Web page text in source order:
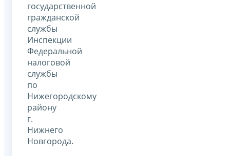
государственной
гражданской
службы
Инспекции
Федеральной
налоговой
службы
по
Нижегородскому
району
г.
Нижнего
Новгорода.